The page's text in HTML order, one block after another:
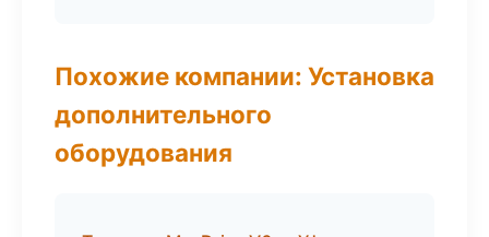
Похожие компании: Установка
дополнительного
оборудования